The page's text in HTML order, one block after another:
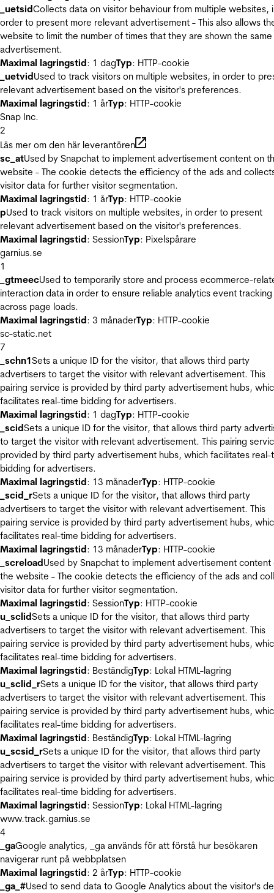
_uetsidCollects data on visitor behaviour from multiple websites,
order to present more relevant advertisement - This also allows
website to limit the number of times that they are shown the same
advertisement.
Maximal lagringstid: 1 dagTyp: HTTP-cookie
_uetvidUsed to track visitors on multiple websites, in order to
relevant advertisement based on the visitor's preferences.
Maximal lagringstid: 1 årTyp: HTTP-cookie
Snap Inc.
2
Läs mer om den här leverantören
sc_atUsed by Snapchat to implement advertisement content on
website - The cookie detects the efficiency of the ads and
visitor data for further visitor segmentation.
Maximal lagringstid: 1 årTyp: HTTP-cookie
pUsed to track visitors on multiple websites, in order to present
relevant advertisement based on the visitor's preferences.
Maximal lagringstid: SessionTyp: Pixelspårare
garnius.se
1
_gtmeecUsed to temporarily store and process ecommerce-
interaction data in order to ensure reliable analytics event tracking
across page loads.
Maximal lagringstid: 3 månaderTyp: HTTP-cookie
sc-static.net
7
_schn1Sets a unique ID for the visitor, that allows third party
advertisers to target the visitor with relevant advertisement. This
pairing service is provided by third party advertisement hubs,
facilitates real-time bidding for advertisers.
Maximal lagringstid: 1 dagTyp: HTTP-cookie
_scidSets a unique ID for the visitor, that allows third party
to target the visitor with relevant advertisement. This pairing
provided by third party advertisement hubs, which facilitates real-
bidding for advertisers.
Maximal lagringstid: 13 månaderTyp: HTTP-cookie
_scid_rSets a unique ID for the visitor, that allows third party
advertisers to target the visitor with relevant advertisement. This
pairing service is provided by third party advertisement hubs,
facilitates real-time bidding for advertisers.
Maximal lagringstid: 13 månaderTyp: HTTP-cookie
_screloadUsed by Snapchat to implement advertisement content
the website - The cookie detects the efficiency of the ads and
visitor data for further visitor segmentation.
Maximal lagringstid: SessionTyp: HTTP-cookie
u_sclidSets a unique ID for the visitor, that allows third party
advertisers to target the visitor with relevant advertisement. This
pairing service is provided by third party advertisement hubs,
facilitates real-time bidding for advertisers.
Maximal lagringstid: BeständigTyp: Lokal HTML-lagring
u_sclid_rSets a unique ID for the visitor, that allows third party
advertisers to target the visitor with relevant advertisement. This
pairing service is provided by third party advertisement hubs,
facilitates real-time bidding for advertisers.
Maximal lagringstid: BeständigTyp: Lokal HTML-lagring
u_scsid_rSets a unique ID for the visitor, that allows third party
advertisers to target the visitor with relevant advertisement. This
pairing service is provided by third party advertisement hubs,
facilitates real-time bidding for advertisers.
Maximal lagringstid: SessionTyp: Lokal HTML-lagring
www.track.garnius.se
4
_gaGoogle analytics, _ga används för att förstå hur besökaren
navigerar runt på webbplatsen
Maximal lagringstid: 2 årTyp: HTTP-cookie
_ga_#Used to send data to Google Analytics about the visitor's